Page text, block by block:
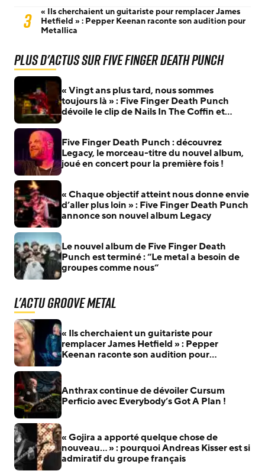
3
« Ils cherchaient un guitariste pour remplacer James
Hetfield » : Pepper Keenan raconte son audition pour
Metallica
Plus d'actus sur Five Finger Death Punch
« Vingt ans plus tard, nous sommes
toujours là » : Five Finger Death Punch
dévoile le clip de Nails In The Coffin et
Five Finger Death Punch : découvrez
Legacy, le morceau-titre du nouvel album,
joué en concert pour la première fois !
« Chaque objectif atteint nous donne envie
d’aller plus loin » : Five Finger Death Punch
annonce son nouvel album Legacy
Le nouvel album de Five Finger Death
Punch est terminé : “Le metal a besoin de
groupes comme nous“
L'actu Groove Metal
« Ils cherchaient un guitariste pour
remplacer James Hetfield » : Pepper
Keenan raconte son audition pour
Anthrax continue de dévoiler Cursum
Perficio avec Everybody’s Got A Plan !
« Gojira a apporté quelque chose de
nouveau… » : pourquoi Andreas Kisser est si
admiratif du groupe français